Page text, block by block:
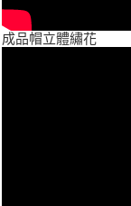
成品帽立體繡花